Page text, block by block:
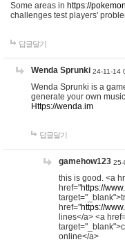
Some areas in https://
challenges test players'
답글달기
Wenda Sprunki 24-11-14
Wenda Sprunki is a
generate your own
Https://wenda.im
답글달기
gamehow123 25-
this is good. <a
href="https://
href="https://
lines</a> <a
online</a>